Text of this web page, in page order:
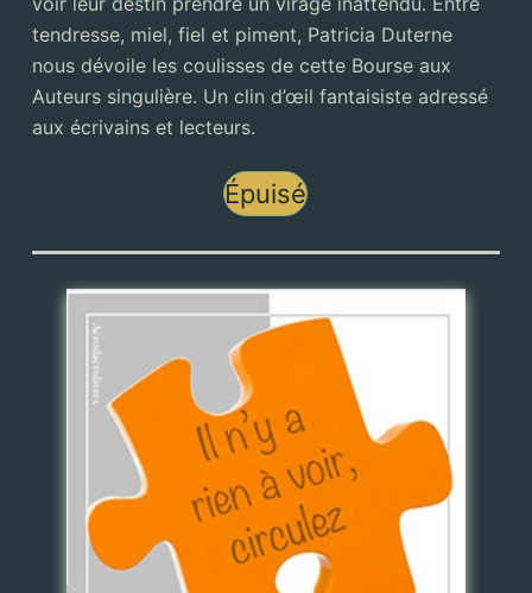
tendresse, miel, fiel et piment, Patricia Duterne
nous dévoile les coulisses de cette Bourse aux
Auteurs singulière. Un clin d’œil fantaisiste adressé
aux écrivains et lecteurs.
Épuisé